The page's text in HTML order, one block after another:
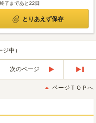
了まであと22日
とりあえず保存
中）
次のページ
後
ページＴＯＰへ